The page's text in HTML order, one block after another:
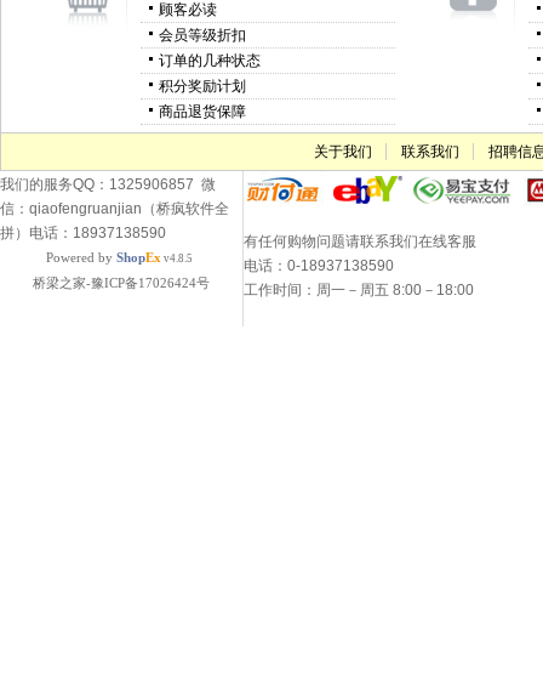
顾客必读
会员等级折扣
订单的几种状态
积分奖励计划
商品退货保障
关于我们 联系我们
招聘信
我们的服务QQ：1325906857 微
信：qiaofengruanjian（桥疯软件全
拼）电话：18937138590
Powered by ShopEx v4.8.5
桥梁之家-豫ICP备17026424号
有任何购物问题请联系我们在线客服
电话：0-18937138590
工作时间：周一－周五 8:00－18:00